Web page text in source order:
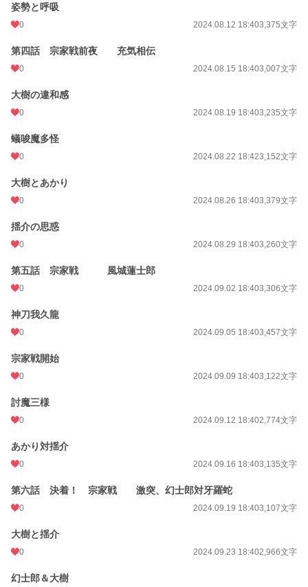
姿勢と呼吸
0 2024.08.12 18:403,375文字
第四話 宗家戦前夜 充気相伝
0 2024.08.15 18:403,007文字
大樹の違和感
0 2024.08.19 18:403,235文字
蟻唆魔多怪
0 2024.08.22 18:423,152文字
大樹とあかり
0 2024.08.26 18:403,379文字
揺介の思惑
0 2024.08.29 18:403,260文字
第五話 宗家戦 風城蓮士郎
0 2024.09.02 18:403,306文字
神刀我久龍
0 2024.09.05 18:403,457文字
宗家戦開始
0 2024.09.09 18:403,122文字
討魔三様
0 2024.09.12 18:402,774文字
あかり対揺介
0 2024.09.16 18:403,135文字
第六話 決着！ 宗家戦 激突、幻士郎対牙羅蛇
0 2024.09.19 18:403,107文字
大樹と揺介
0 2024.09.23 18:402,966文字
幻士郎＆大樹